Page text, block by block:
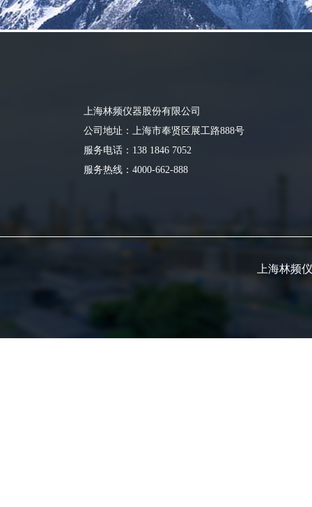
上海林频仪器股份有限公司
公司地址：上海市奉贤区展工路888号
服务电话：138 1846 7052
服务热线：4000-662-888
上海林频